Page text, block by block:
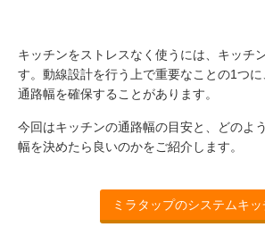
フロー
収納 インテ
ロートアイアン 天然石
福岡ショールーム 札幌ス
横浜スマートショールー
ム
ウェル
BOX
初めて
よくある質問 お問い
修理お問い合わせ
説明書・図面検索 水まわり
お役立ち情報 住まい
アイデ
ミラタップと 創る家
ASOLIE
工事会
ェルジ
SUVACO
かるリ
キッチンをストレスなく使うには、キッチ
す。動線設計を行う上で重要なことの1つ
通路幅を確保することがあります。
今回はキッチンの通路幅の目安と、どのよ
幅を決めたら良いのかをご紹介します。
ミラタップのシステムキッ